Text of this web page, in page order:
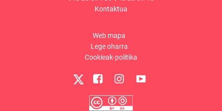
Kontaktua
Web mapa
Lege oharra
Cookieak-politika